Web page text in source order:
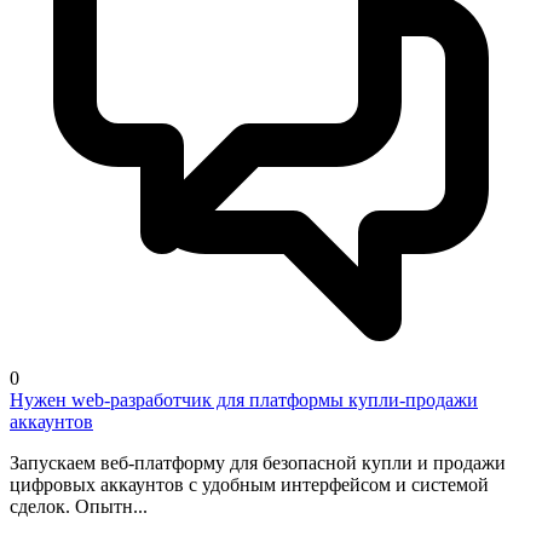
0
Нужен web-разработчик для платформы купли-продажи
аккаунтов
Запускаем веб-платформу для безопасной купли и продажи
цифровых аккаунтов с удобным интерфейсом и системой
сделок. Опытн...